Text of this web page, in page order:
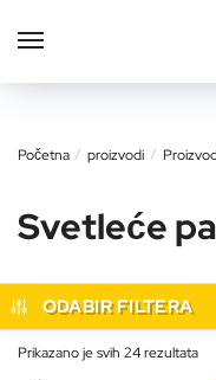
Početna / proizvodi /
Svetleće
ODABIR FILTERA
Prikazano je svih 24 rezultata